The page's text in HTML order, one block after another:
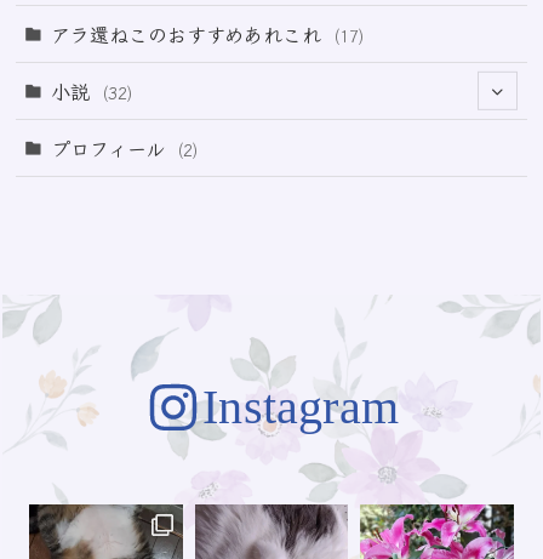
(21)
(73)
アラ還ねこのおすすめあれこれ (17)
小説 (32)
プロフィール (2)
Instagram